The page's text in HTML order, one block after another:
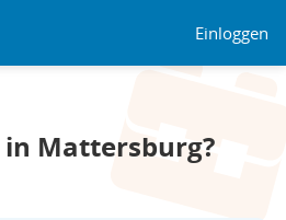
Einloggen
in Mattersburg?